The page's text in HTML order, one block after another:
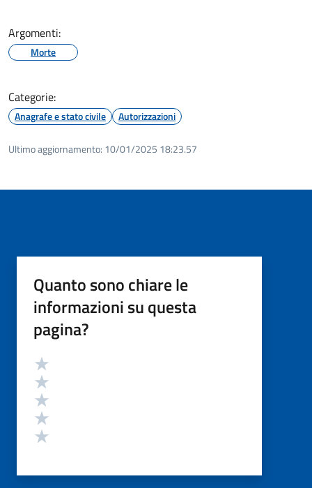
Argomenti:
Morte
Categorie:
Anagrafe e stato civile Autorizzazioni
Ultimo aggiornamento: 10/01/2025 18:23.57
Quanto sono chiare le
informazioni su questa
pagina?
Valutazione